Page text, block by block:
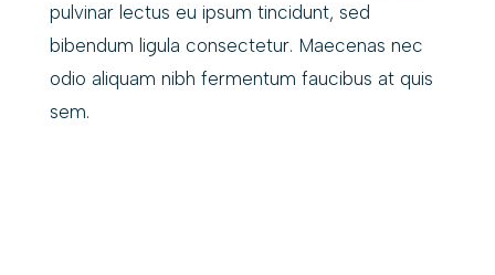
pulvinar lectus eu ipsum tincidunt, sed
bibendum ligula consectetur. Maecenas nec
odio aliquam nibh fermentum faucibus at quis
sem.